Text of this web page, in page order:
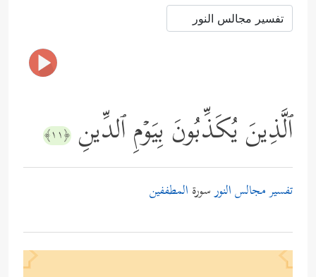
ٱلَّذِینَ یُكَذِّبُونَ بِیَوۡمِ ٱلدِّینِ ﴿١١﴾
تفسير مجالس النورسورة المطففين